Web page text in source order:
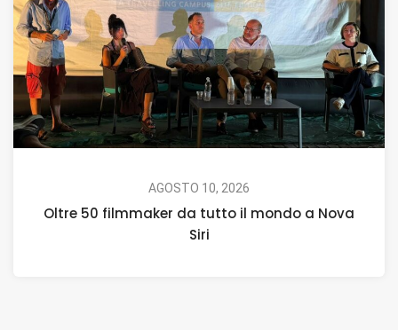
AGOSTO 10, 2026
Oltre 50 filmmaker da tutto il mondo a Nova
Siri